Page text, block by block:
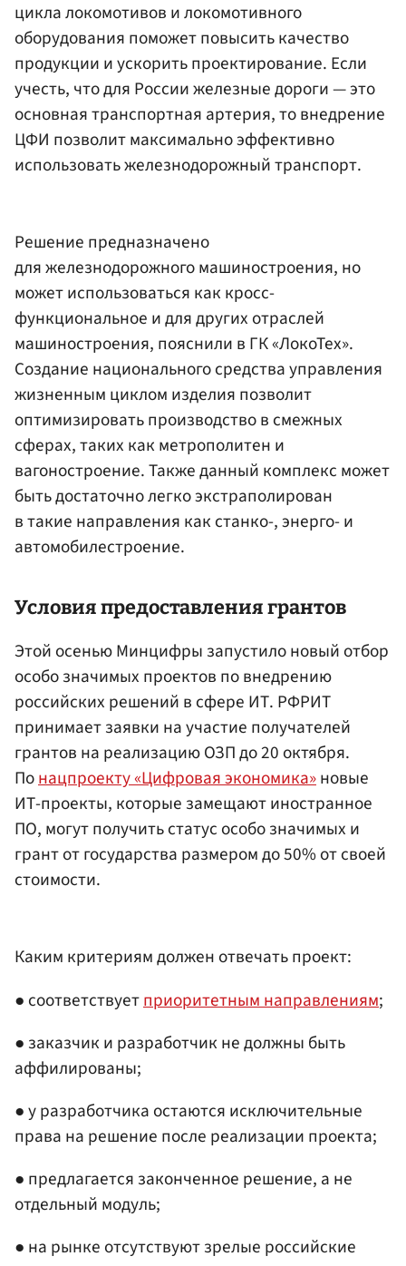
цикла локомотивов и локомотивного
оборудования поможет повысить качество
продукции и ускорить проектирование. Если
учесть, что для России железные дороги — это
основная транспортная артерия, то внедрение
ЦФИ позволит максимально эффективно
использовать железнодорожный транспорт.
Решение предназначено
для железнодорожного машиностроения, но
может использоваться как кросс-
функциональное и для других отраслей
машиностроения, пояснили в ГК «ЛокоТех».
Создание национального средства управления
жизненным циклом изделия позволит
оптимизировать производство в смежных
сферах, таких как метрополитен и
вагоностроение. Также данный комплекс может
быть достаточно легко экстраполирован
в такие направления как станко-, энерго- и
автомобилестроение.
Условия предоставления грантов
Этой осенью Минцифры запустило новый отбор
особо значимых проектов по внедрению
российских решений в сфере ИТ. РФРИТ
принимает заявки на участие получателей
грантов на реализацию ОЗП до 20 октября.
Понацпроекту «Цифровая экономика»новые
ИТ-проекты, которые замещают иностранное
ПО, могут получить статус особо значимых и
грант от государства размером до 50% от своей
стоимости.
Каким критериям должен отвечать проект:
● соответствуетприоритетным направлениям;
● заказчик и разработчик не должны быть
аффилированы;
● у разработчика остаются исключительные
права на решение после реализации проекта;
● предлагается законченное решение, а не
отдельный модуль;
● на рынке отсутствуют зрелые российские